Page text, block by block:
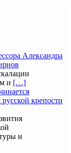
Александра
и […]
русской крепости
и